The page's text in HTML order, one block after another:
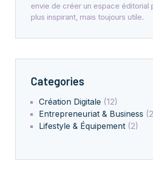
envie de créer un espace éditorial
plus inspirant, mais toujours utile.
Categories
Création Digitale (12)
Entrepreneuriat & Business
Lifestyle & Équipement (2)